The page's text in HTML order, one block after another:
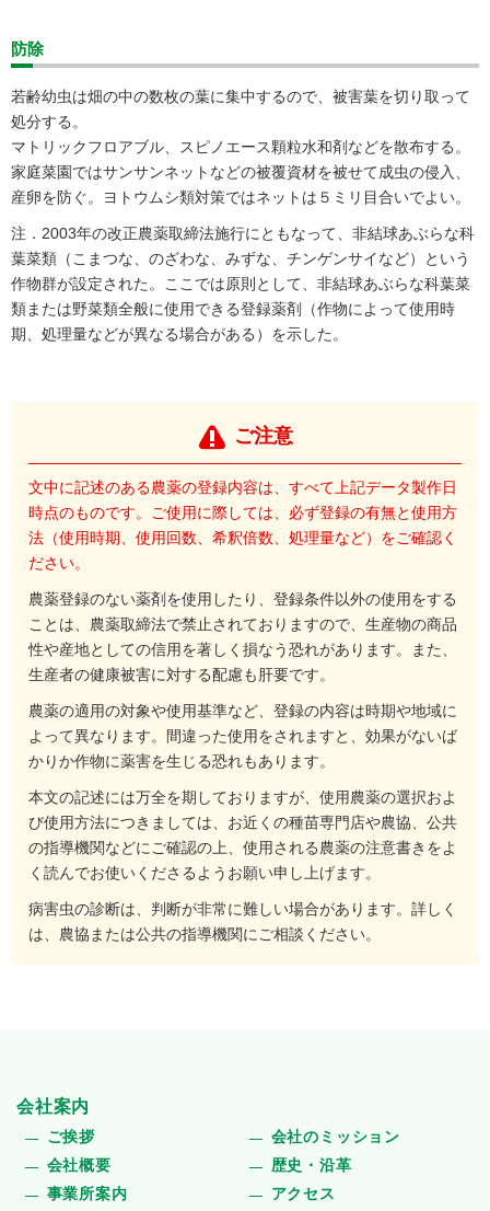
防除
若齢幼虫は畑の中の数枚の葉に集中するので、被害葉を切り取って
処分する。
マトリックフロアブル、スピノエース顆粒水和剤などを散布する。
家庭菜園ではサンサンネットなどの被覆資材を被せて成虫の侵入、
産卵を防ぐ。ヨトウムシ類対策ではネットは５ミリ目合いでよい。
注．2003年の改正農薬取締法施行にともなって、非結球あぶらな科
葉菜類（こまつな、のざわな、みずな、チンゲンサイなど）という
作物群が設定された。ここでは原則として、非結球あぶらな科葉菜
類または野菜類全般に使用できる登録薬剤（作物によって使用時
期、処理量などが異なる場合がある）を示した。
ご注意
文中に記述のある農薬の登録内容は、すべて上記データ製作日
時点のものです。ご使用に際しては、必ず登録の有無と使用方
法（使用時期、使用回数、希釈倍数、処理量など）をご確認く
ださい。
農薬登録のない薬剤を使用したり、登録条件以外の使用をする
ことは、農薬取締法で禁止されておりますので、生産物の商品
性や産地としての信用を著しく損なう恐れがあります。また、
生産者の健康被害に対する配慮も肝要です。
農薬の適用の対象や使用基準など、登録の内容は時期や地域に
よって異なります。間違った使用をされますと、効果がないば
かりか作物に薬害を生じる恐れもあります。
本文の記述には万全を期しておりますが、使用農薬の選択およ
び使用方法につきましては、お近くの種苗専門店や農協、公共
の指導機関などにご確認の上、使用される農薬の注意書きをよ
く読んでお使いくださるようお願い申し上げます。
病害虫の診断は、判断が非常に難しい場合があります。詳しく
は、農協または公共の指導機関にご相談ください。
会社案内
ご挨拶
会社のミッション
会社概要
歴史・沿革
事業所案内
アクセス